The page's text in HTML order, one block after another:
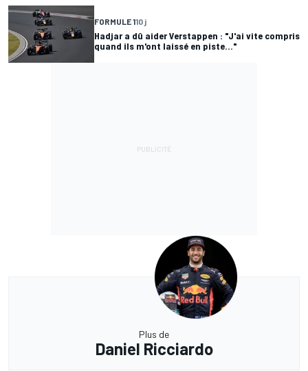
FORMULE 110 j
Hadjar a dû aider Verstappen : "J'ai vite compris
quand ils m'ont laissé en piste..."
Plus de
Daniel Ricciardo